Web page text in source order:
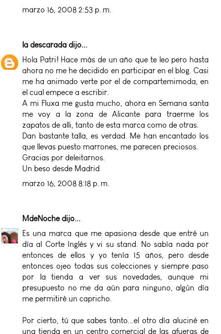
marzo 16, 2008 2:53 p. m.
la descarada dijo...
Hola Patri! Hace más de un año que te leo pero hasta
ahora no me he decidido en participar en el blog. Casi
me ha animado verte por el de compartemimoda, en
el cual empece a escribir.
A mi Fluxa me gusta mucho, ahora en Semana santa
me voy a la zona de Alicante para traerme los
zapatos de alli, tanto de esta marca como de otras.
Dan bastante talla, es verdad. Me han encantado los
que llevas puesto marrones, me parecen preciosos.
Gracias por deleitarnos.
Un beso desde Madrid
marzo 16, 2008 8:18 p. m.
MdeNochedijo...
Es una marca que me apasiona desde que entré un
día al Corte Inglés y vi su stand. No sabía nada por
entonces de ellos y yo tenía 15 años, pero desde
entonces ojeo todas sus colecciones y siempre paso
por la tienda a ver sus novedades, aunque mi
presupuesto no me da aún para ninguno, algún día
me permitiré un capricho.
Por cierto, tú que sabes tanto...el otro día aluciné en
una tienda en un centro comercial de las afueras de